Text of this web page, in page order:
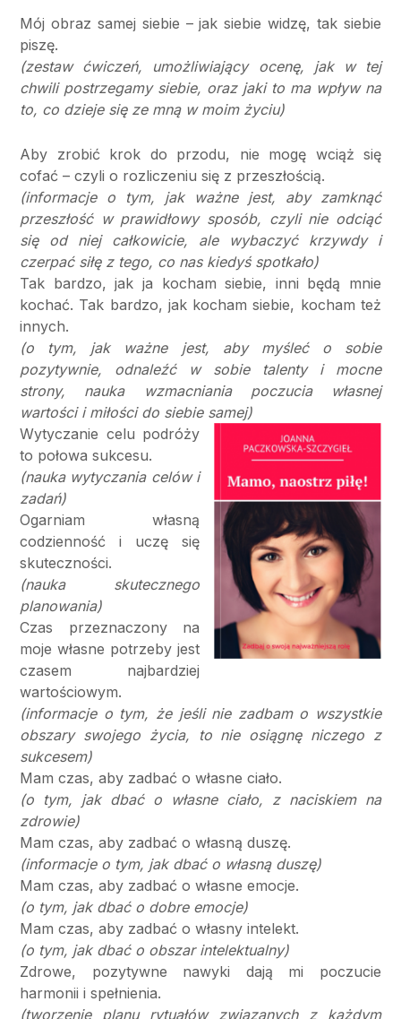
Mój obraz samej siebie – jak siebie widzę, tak siebie
piszę.
(zestaw ćwiczeń, umożliwiający ocenę, jak w tej
chwili postrzegamy siebie, oraz jaki to ma wpływ na
to, co dzieje się ze mną w moim życiu)
Aby zrobić krok do przodu, nie mogę wciąż się
cofać – czyli o rozliczeniu się z przeszłością.
(informacje o tym, jak ważne jest, aby zamknąć
przeszłość w prawidłowy sposób, czyli nie odciąć
się od niej całkowicie, ale wybaczyć krzywdy i
czerpać siłę z tego, co nas kiedyś spotkało)
Tak bardzo, jak ja kocham siebie, inni będą mnie
kochać. Tak bardzo, jak kocham siebie, kocham też
innych.
(o tym, jak ważne jest, aby myśleć o sobie
pozytywnie, odnaleźć w sobie talenty i mocne
strony, nauka wzmacniania poczucia własnej
wartości i miłości do siebie samej)
Wytyczanie celu podróży
to połowa sukcesu.
(nauka wytyczania celów i
zadań)
Ogarniam własną
codzienność i uczę się
skuteczności.
(nauka skutecznego
planowania)
Czas przeznaczony na
moje własne potrzeby jest
czasem najbardziej
wartościowym.
(informacje o tym, że jeśli nie zadbam o wszystkie
obszary swojego życia, to nie osiągnę niczego z
sukcesem)
Mam czas, aby zadbać o własne ciało.
(o tym, jak dbać o własne ciało, z naciskiem na
zdrowie)
Mam czas, aby zadbać o własną duszę.
(informacje o tym, jak dbać o własną duszę)
Mam czas, aby zadbać o własne emocje.
(o tym, jak dbać o dobre emocje)
Mam czas, aby zadbać o własny intelekt.
(o tym, jak dbać o obszar intelektualny)
Zdrowe, pozytywne nawyki dają mi poczucie
harmonii i spełnienia.
(tworzenie planu rytuałów związanych z każdym